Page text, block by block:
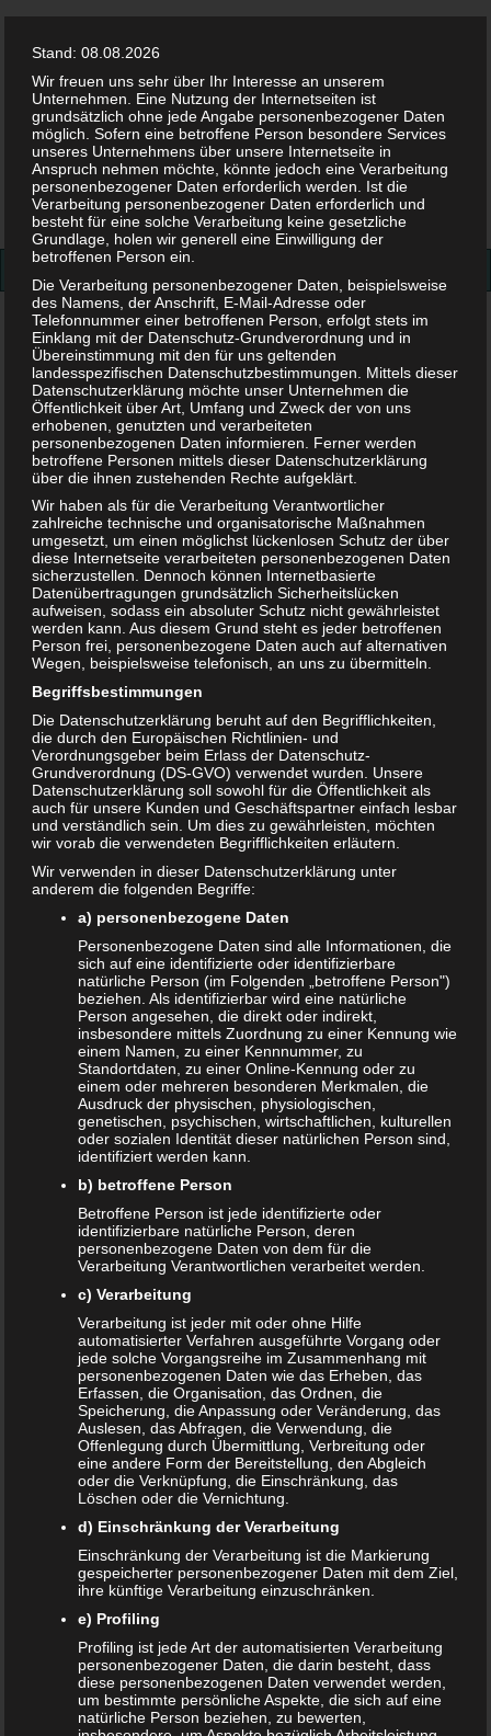
Facebook
Twitter
Suchen
nach:
Gesundheit>Schwangerschaft und Haustier – bedenklich,
oder nicht?
Schwangerschaft und Haustier
– bedenklich, oder nicht?
2. JUNI 2020
bereits ein Tier im Haushalt. Sei es eine Katze, ein Hund
oder der beliebte Wellensittich – in sehr vielen Haushalten
sind Haustiere einfach gang und gäbe. Viele werdende
Eltern beschäftigt zurecht die Frage, inwiefern ein
Haustier für Mutter und Kind gefährlich werden kann. Wie
es sich mit Schwangerschaft und Haustier verhält und
welche Ausnahmen es gibt, erfährst du nun im folgenden
Zusammenleben mit Haustieren
in der Schwangerschaft meistens
unbedenklich
Gleich zu Anfang gibt es Entwarnung: Schwangerschaft
und Haustier vertragen sich in der Regel relativ
unproblematisch. Allerdings gibt es Ausnahmen und nicht
alle Haustiere sind für eine Schwangere völlig
unbedenklich. Haustiere sind schließlich immer Träger
von Bakterien, Viren oder sonstigen Erregern. Jedoch
stellt diese Tatsache allein in den meisten Fällen kein
Problem dar, solange beim Umgang mit Haustieren ein
paar Hygiene-Grundregeln eingehalten werden.
Hygiene ist wichtig
Ganz konkret bedeutet das, dass sich die Mutter nach
einem engeren Umgang mit dem Haustier stets die Hände
waschen sollte. Das Ablecken von kleinen Wunden oder
des Gesichtes sollte tabu sein. Ansonsten ist der Umgang,
wie bereits angedeutet, kein Problem. Denn das
an zu arbeiten. Schwangerschaft und Haustier können also
eine durchaus positive Wirkung auf das Baby haben.
Stand: 08.08.2026
Wir freuen uns sehr über Ihr Interesse an unserem
Unternehmen. Eine Nutzung der Internetseiten ist
grundsätzlich ohne jede Angabe personenbezogener Daten
möglich. Sofern eine betroffene Person besondere Services
unseres Unternehmens über unsere Internetseite in
Anspruch nehmen möchte, könnte jedoch eine Verarbeitung
personenbezogener Daten erforderlich werden. Ist die
Verarbeitung personenbezogener Daten erforderlich und
besteht für eine solche Verarbeitung keine gesetzliche
Grundlage, holen wir generell eine Einwilligung der
betroffenen Person ein.
Die Verarbeitung personenbezogener Daten, beispielsweise
des Namens, der Anschrift, E-Mail-Adresse oder
Telefonnummer einer betroffenen Person, erfolgt stets im
Einklang mit der Datenschutz-Grundverordnung und in
Übereinstimmung mit den für uns geltenden
landesspezifischen Datenschutzbestimmungen. Mittels dieser
Datenschutzerklärung möchte unser Unternehmen die
Öffentlichkeit über Art, Umfang und Zweck der von uns
erhobenen, genutzten und verarbeiteten
personenbezogenen Daten informieren. Ferner werden
betroffene Personen mittels dieser Datenschutzerklärung
über die ihnen zustehenden Rechte aufgeklärt.
Wir haben als für die Verarbeitung Verantwortlicher
zahlreiche technische und organisatorische Maßnahmen
umgesetzt, um einen möglichst lückenlosen Schutz der über
diese Internetseite verarbeiteten personenbezogenen Daten
sicherzustellen. Dennoch können Internetbasierte
Datenübertragungen grundsätzlich Sicherheitslücken
aufweisen, sodass ein absoluter Schutz nicht gewährleistet
werden kann. Aus diesem Grund steht es jeder betroffenen
Person frei, personenbezogene Daten auch auf alternativen
Wegen, beispielsweise telefonisch, an uns zu übermitteln.
Begriffsbestimmungen
Die Datenschutzerklärung beruht auf den Begrifflichkeiten,
die durch den Europäischen Richtlinien- und
Verordnungsgeber beim Erlass der Datenschutz-
Grundverordnung (DS-GVO) verwendet wurden. Unsere
Datenschutzerklärung soll sowohl für die Öffentlichkeit als
auch für unsere Kunden und Geschäftspartner einfach lesbar
und verständlich sein. Um dies zu gewährleisten, möchten
wir vorab die verwendeten Begrifflichkeiten erläutern.
Wir verwenden in dieser Datenschutzerklärung unter
anderem die folgenden Begriffe:
a) personenbezogene Daten
Personenbezogene Daten sind alle Informationen, die
sich auf eine identifizierte oder identifizierbare
natürliche Person (im Folgenden „betroffene Person")
beziehen. Als identifizierbar wird eine natürliche
Person angesehen, die direkt oder indirekt,
insbesondere mittels Zuordnung zu einer Kennung wie
einem Namen, zu einer Kennnummer, zu
Standortdaten, zu einer Online-Kennung oder zu
einem oder mehreren besonderen Merkmalen, die
Ausdruck der physischen, physiologischen,
genetischen, psychischen, wirtschaftlichen, kulturellen
oder sozialen Identität dieser natürlichen Person sind,
identifiziert werden kann.
b) betroffene Person
Betroffene Person ist jede identifizierte oder
identifizierbare natürliche Person, deren
personenbezogene Daten von dem für die
Verarbeitung Verantwortlichen verarbeitet werden.
c) Verarbeitung
Verarbeitung ist jeder mit oder ohne Hilfe
automatisierter Verfahren ausgeführte Vorgang oder
jede solche Vorgangsreihe im Zusammenhang mit
personenbezogenen Daten wie das Erheben, das
Erfassen, die Organisation, das Ordnen, die
Speicherung, die Anpassung oder Veränderung, das
Auslesen, das Abfragen, die Verwendung, die
Offenlegung durch Übermittlung, Verbreitung oder
eine andere Form der Bereitstellung, den Abgleich
oder die Verknüpfung, die Einschränkung, das
Löschen oder die Vernichtung.
d) Einschränkung der Verarbeitung
Einschränkung der Verarbeitung ist die Markierung
gespeicherter personenbezogener Daten mit dem Ziel,
ihre künftige Verarbeitung einzuschränken.
e) Profiling
Profiling ist jede Art der automatisierten Verarbeitung
personenbezogener Daten, die darin besteht, dass
diese personenbezogenen Daten verwendet werden,
um bestimmte persönliche Aspekte, die sich auf eine
natürliche Person beziehen, zu bewerten,